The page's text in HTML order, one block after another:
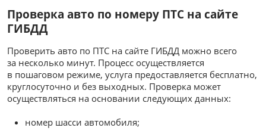
Проверка авто по номеру ПТС на сайте
ГИБДД
Проверить авто по ПТС на сайте ГИБДД можно всего
за несколько минут. Процесс осуществляется
в пошаговом режиме, услуга предоставляется бесплатно,
круглосуточно и без выходных. Проверка может
осуществляться на основании следующих данных:
номер шасси автомобиля;